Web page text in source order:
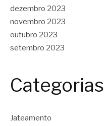
dezembro 2023
novembro 2023
outubro 2023
setembro 2023
Categorias
Jateamento